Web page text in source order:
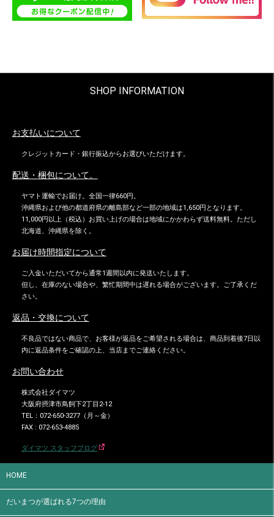
SHOP INFORMATION
お支払いについて
クレジットカード・銀行振込からお選びいただけます。
配送・梱包について。
ヤマト運輸でお届け。全国一律660円。
沖縄県および他の都道府県の離島部など一部の地域は1,650円となります。
11,000円以上（税込）お買い上げの場合は地域にかかわらず送料無料。ただし
北海道、沖縄県を除く。
お届け時間指定について
ご入金いただいてから通常1週間以内に発送いたします。
但し、在庫のない場合や、繁忙期間中は遅れる場合がございます。ご了承くだ
さい。
返品・交換について
不良品ではない商品で、お客様が返品をご希望される場合は、商品到着後7日以
内に返品条件をご確認の上、当店までご連絡ください。
お問い合わせ
株式会社ダイマツ
大阪府摂津市鳥飼下2丁目2-12
TEL：072-650-3277（月～金）
FAX : 072-653-4885
ダイマツ スタッフブログ
HOME
だいまつが選ばれる7つの理由